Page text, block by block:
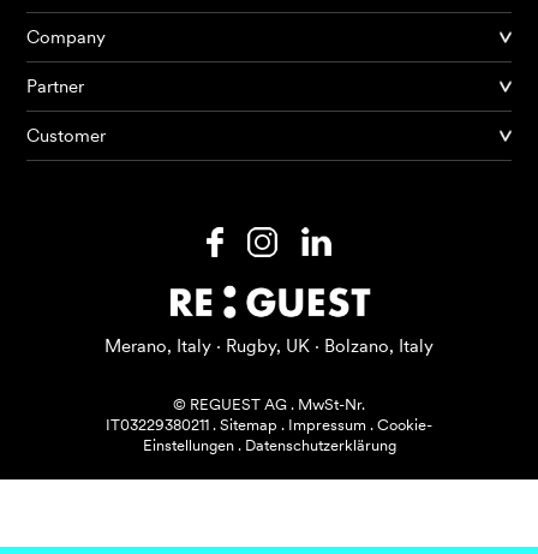
Produkte
KI Agents
Ressourcen
Über mich
Company
Partner
Customer
Merano, Italy · Rugby, UK · Bolzano, Italy
© REGUEST AG . MwSt-Nr.
IT03229380211 . Sitemap . Impressum . Cookie-
Einstellungen. Datenschutzerklärung